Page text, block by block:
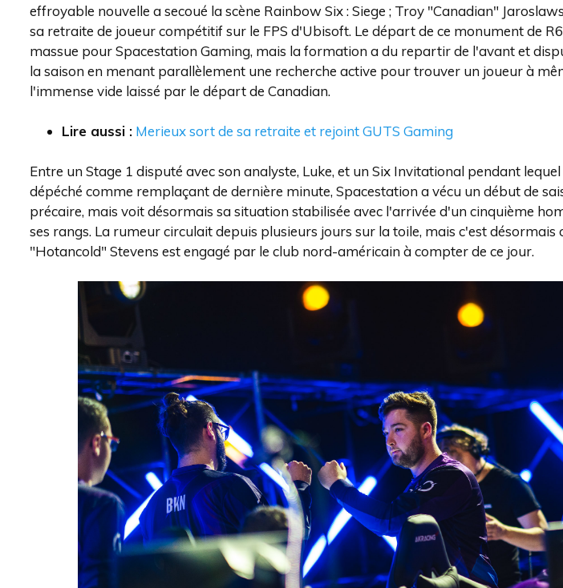
effroyable nouvelle a secoué la scène Rainbow Six : Siege ; Troy "Canadian"
sa retraite de joueur compétitif sur le FPS d'Ubisoft. Le départ de ce monument de
massue pour Spacestation Gaming, mais la formation a du repartir de l'avant et
la saison en menant parallèlement une recherche active pour trouver un joueur à
l'immense vide laissé par le départ de Canadian.
Lire aussi : Merieux sort de sa retraite et rejoint GUTS Gaming
Entre un Stage 1 disputé avec son analyste, Luke, et un Six Invitational pendant
dépéché comme remplaçant de dernière minute, Spacestation a vécu un début de
précaire, mais voit désormais sa situation stabilisée avec l'arrivée d'un cinquième
ses rangs. La rumeur circulait depuis plusieurs jours sur la toile, mais c'est désormais
"Hotancold" Stevens est engagé par le club nord-américain à compter de ce jour.